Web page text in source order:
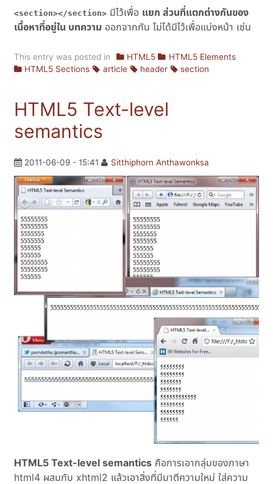
<section></section> มีไว้เพื่อ แยก ส่วนที่แตกต่างกันของ
เนื้อหาที่อยู่ใน บทความ ออกจากกัน ไม่ได้มีไว้เพื่อแบ่งหน้า เช่น
This entry was posted in HTML5
HTML5 Elements
HTML5 Sections
article header section
HTML5 Text-level
semantics
2011-06-09 - 15:41 Sitthiphorn Anthawonksa
HTML5 Text-level semantics คือการเอากลุ่มของภาษา
html4 ผสมกับ xhtml2 แล้วเอาสิ่งที่มีมาตีความใหม่ ใส่ความ